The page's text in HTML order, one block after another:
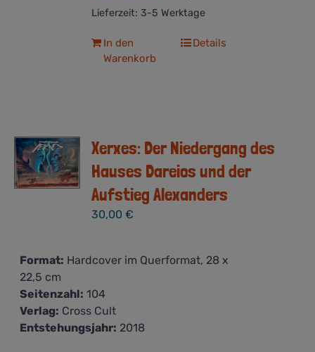
Lieferzeit: 3-5 Werktage
In den
Warenkorb
Details
Xerxes: Der Niedergang des
Hauses Dareios und der
Aufstieg Alexanders
30,00€
Format: Hardcover im Querformat, 28 x
22,5 cm
Seitenzahl: 104
Verlag: Cross Cult
Entstehungsjahr: 2018